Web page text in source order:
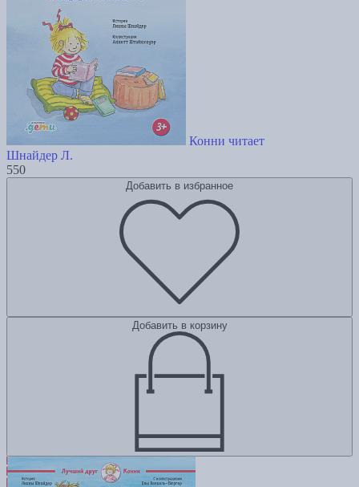
Конни читает
Шнайдер Л.
550
Добавить в избранное
Добавить в корзину